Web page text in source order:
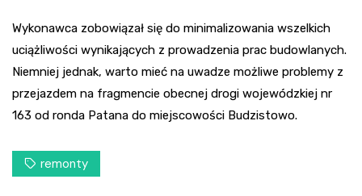
Wykonawca zobowiązał się do minimalizowania wszelkich
uciążliwości wynikających z prowadzenia prac budowlanych.
Niemniej jednak, warto mieć na uwadze możliwe problemy z
przejazdem na fragmencie obecnej drogi wojewódzkiej nr
163 od ronda Patana do miejscowości Budzistowo.
remonty